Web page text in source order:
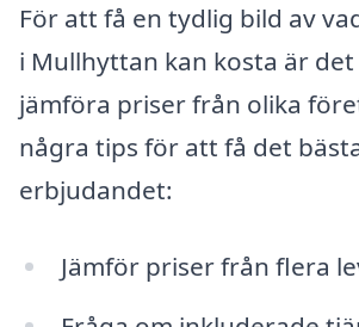
För att få en tydlig bild av
i Mullhyttan kan kosta är
jämföra priser från olika
några tips för att få det
erbjudandet:
Jämför priser från flera